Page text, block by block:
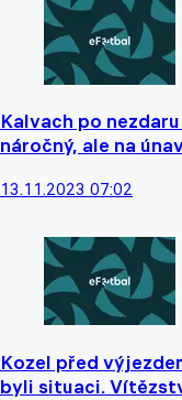
Kalvach po
náročný, ale na
13.11.2023 07:02
Kozel před
byli situaci.